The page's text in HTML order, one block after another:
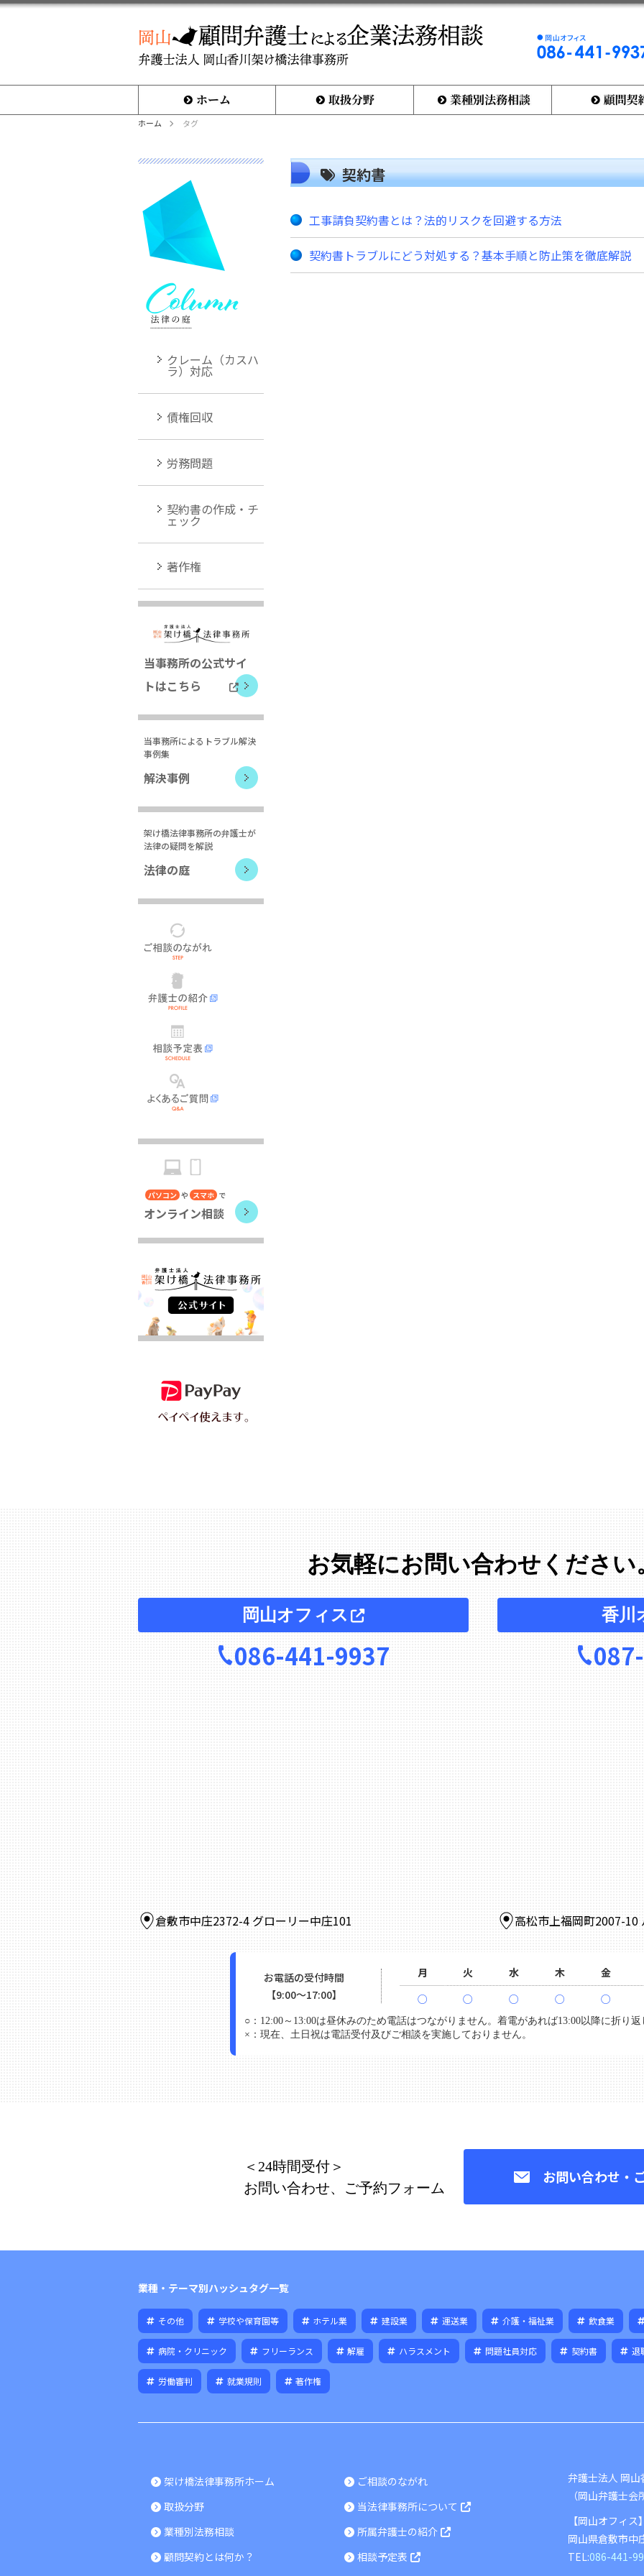
岡
フ
ス
-
4
4
1
3
7
取扱分野 業種別法務相談 顧問契約とは何
ホーム タグ
契約書
工事請負契約書とは？法的リスクを回避する方法
契約書トラブルにどう対処する？基本手順と防止策を徹底解説
クレーム（カスハ
ラ）対応
債権回収
労務問題
契約書の作成・チ
ェック
著作権
当事務所の公式サイ
トはこちら
当事務所によるトラブル解決
事例集
解決事例
架け橋法律事務所の弁護士が
法律の疑問を解説
法律の庭
談
の
士
の
あ
る
問
パソコン や スマホ で
オンライン相談
お気軽にお問い合わせください
岡山オフィス
086-441-9937
倉敷市中庄2372-4 グローリー中庄101
香川
高松市上福岡町2007-10
お電話の受付時間
【9:00～17:00】
月 火 水 木
金
○
○ ○ ○ ○
○： 12:00～13:00は昼休みのため電話はつながりません。着電があれば13:00以降に折り
×： 現在、土日祝は電話受付及びご相談を実施しておりません。
＜24時間受付＞
お問い合わせ、ご予約フォーム
お問い合わせ・
業種・テーマ別ハッシュタグ一覧
その他 学校や保育園等 ホテル業 建設業 運送業 介護・福祉業 飲食業
病院・クリニック フリーランス 解雇 ハラスメント 問題社員対応 契約書 退
労働審判 就業規則 著作権
架け橋法律事務所ホーム
取扱分野
業種別法務相談
顧問契約とは何か？
ご相談のながれ
当法律事務所について
所属弁護士の紹介
相談予定表
弁護士法人 岡
（岡山弁護士会
【岡山オフィス
岡山県倉敷市中
TEL:086-441-